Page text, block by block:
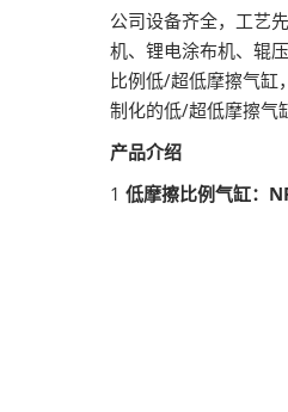
公司设备齐全，工艺
机、锂电涂布机、辊
比例低/超低摩擦气缸
制化的低/超低摩擦气
产品介绍
1 低摩擦比例气缸：